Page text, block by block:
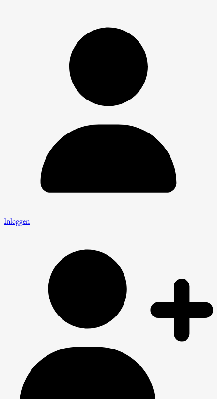
Inloggen